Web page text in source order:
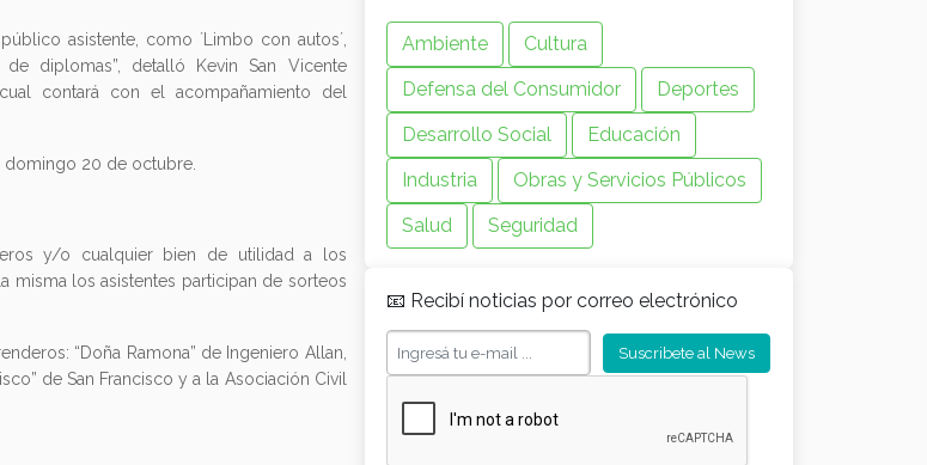
asistente, como ´Limbo con autos´,
de diplomas”, detalló Kevin San Vicente
contará con el acompañamiento del
domingo 20 de octubre.
y/o cualquier bien de utilidad a los
misma los asistentes participan de sorteos
“Doña Ramona” de Ingeniero Allan,
de San Francisco y a la Asociación Civil
Ambiente
Cultura
Defensa del Consumidor
Deportes
Desarrollo Social
Educación
Industria
Obras y Servicios Públicos
Salud
Seguridad
📧 Recibí noticias por correo electrónico